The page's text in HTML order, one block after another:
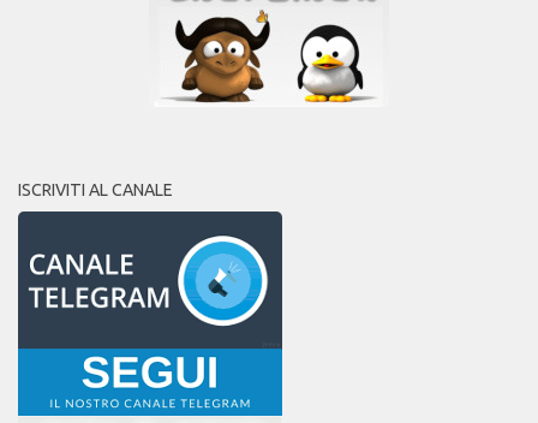
ISCRIVITI AL CANALE